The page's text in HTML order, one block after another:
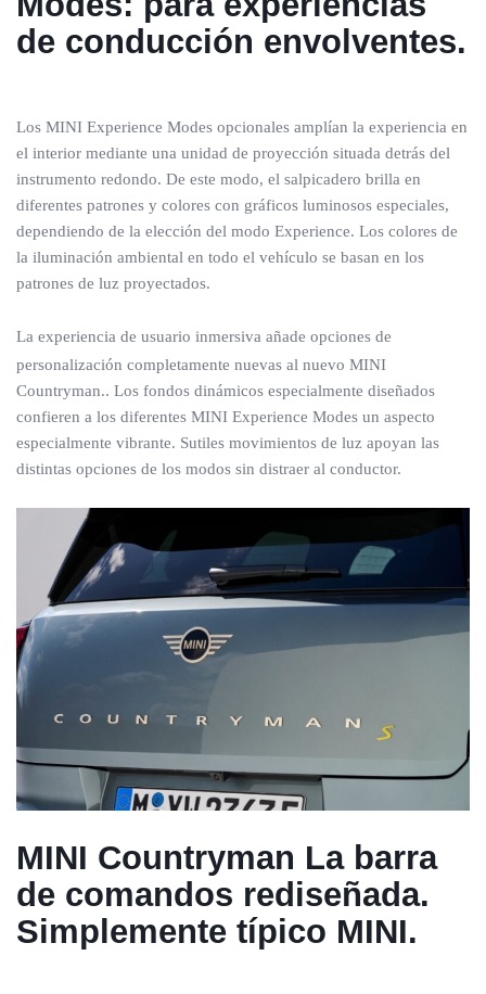
de conducción envolventes.
Los MINI Experience Modes opcionales amplían la experiencia en
el interior mediante una unidad de proyección situada detrás del
instrumento redondo. De este modo, el salpicadero brilla en
diferentes patrones y colores con gráficos luminosos especiales,
dependiendo de la elección del modo Experience. Los colores de
la iluminación ambiental en todo el vehículo se basan en los
patrones de luz proyectados.
La experiencia de usuario inmersiva añade opciones de
personalización completamente nuevas al nuevo MINI
Countryman.. Los fondos dinámicos especialmente diseñados
confieren a los diferentes MINI Experience Modes un aspecto
especialmente vibrante. Sutiles movimientos de luz apoyan las
distintas opciones de los modos sin distraer al conductor.
MINI Countryman La barra
de comandos rediseñada.
Simplemente típico MINI.